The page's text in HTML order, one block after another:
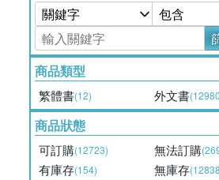
商品類型
繁體書(12) 外文書
商品狀態
可訂購(12723) 無法訂購
有庫存(154) 無庫存